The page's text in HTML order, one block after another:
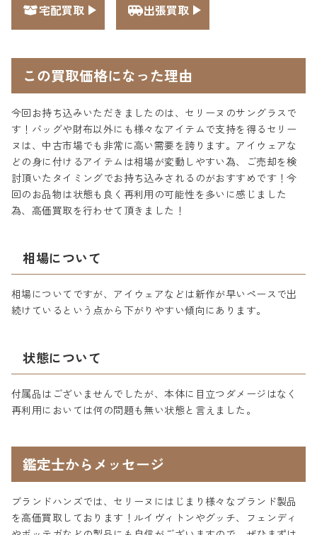
宅配買取 出張買取
この買取価格になった理由
今回お持ち込みいただきましたのは、セリーヌのサングラスで
す！バッグや財布以外にも様々なアイテムで支持を得るセリー
ヌは、中古市場でも非常に高い需要を誇ります。アイウェアな
どの身に付けるアイテムは相場が変動しやすい為、ご売却を検
討頂いたタイミングでお持ち込みされるのがおすすめです！今
回のお品物は状態も良く再利用の可能性を多いに感じました
為、高価買取を行わせて頂きました！
相場について
相場についてですが、アイウェアなどは新作が早いペースで出
続けているという点から下がりやすい傾向にあります。
状態について
付属品はございませんでしたが、本体に目立つダメージはなく
再利用においては何の問題も無い状態と言えました。
鑑定士からメッセージ
ブランドハンズでは、セリーヌにはじまり様々なブランド製品
を高価買取しております！ルイヴィトンやグッチ、フェンディ